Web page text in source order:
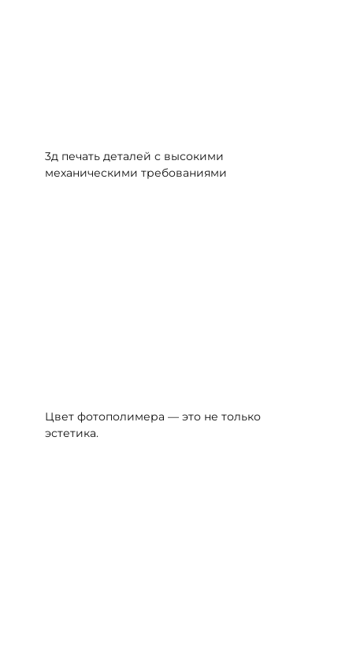
3д печать деталей с высокими
механическими требованиями
Цвет фотополимера — это не только
эстетика.